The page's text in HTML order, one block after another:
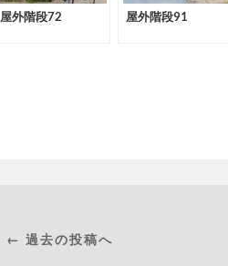
屋外階段72 屋外階段91
← 過去の投稿へ